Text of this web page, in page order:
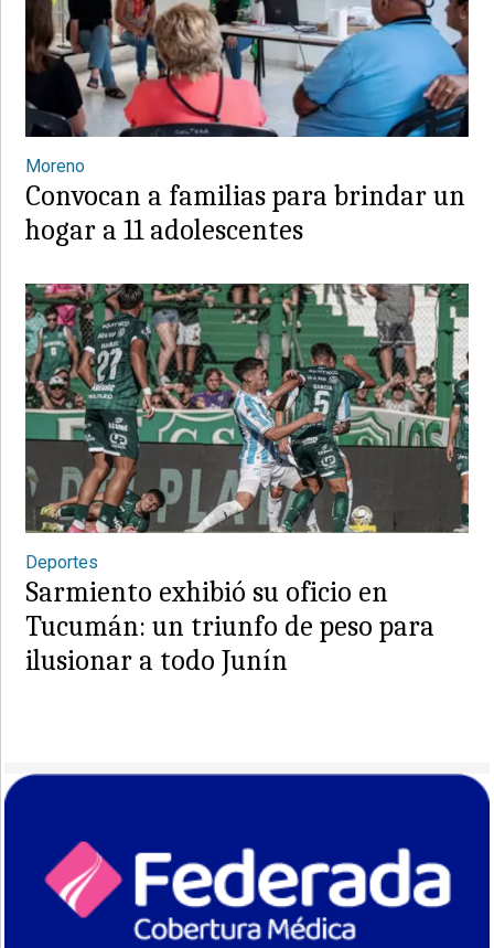
Moreno
Convocan a familias para brindar un
hogar a 11 adolescentes
Deportes
Sarmiento exhibió su oficio en
Tucumán: un triunfo de peso para
ilusionar a todo Junín